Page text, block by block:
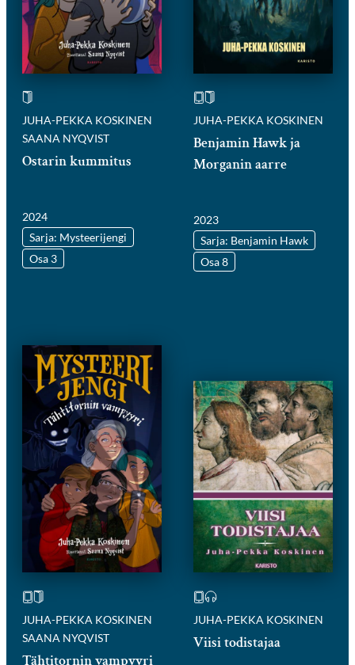
JUHA-PEKKA KOSKINEN
SAANA NYQVIST
Ostarin kummitus
2024
Sarja: Mysteerijengi
Osa 3
JUHA-PEKKA KOSKINEN
Benjamin Hawk ja
Morganin aarre
2023
Sarja: Benjamin Hawk
Osa 8
JUHA-PEKKA KOSKINEN
SAANA NYQVIST
Tähtitornin vampyyri
JUHA-PEKKA KOSKINEN
Viisi todistajaa